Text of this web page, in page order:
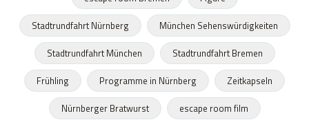
Stadtrundfahrt Nürnberg
München Sehenswürdigkeiten
Stadtrundfahrt München
Stadtrundfahrt Bremen
Frühling
Programme in Nürnberg
Zeitkapseln
Nürnberger Bratwurst
escape room film